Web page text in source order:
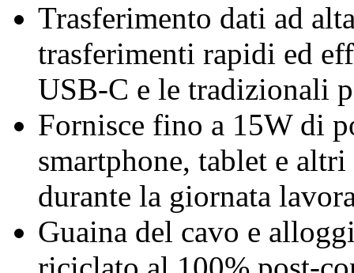
Trasferimento dati ad
trasferimenti rapidi ed
USB-C e le tradizionali
Fornisce fino a 15W di
smartphone, tablet e
durante la giornata
Guaina del cavo e